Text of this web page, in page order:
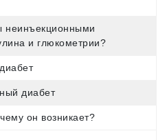
неинъекционными
и глюкометрии?
диабет
он возникает?